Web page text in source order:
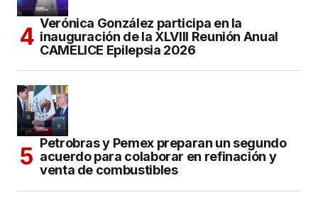
Verónica González participa en la
inauguración de la XLVIII Reunión Anual
CAMELICE Epilepsia 2026
Petrobras y Pemex preparan un segundo
acuerdo para colaborar en refinación y
venta de combustibles